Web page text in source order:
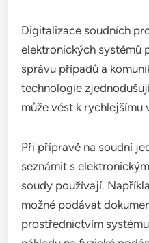
Digitalizace soudních
elektronických systémů
správu případů a
technologie
může vést k rychlejšímu
Při přípravě na soudní
seznámit s
soudy používají.
možné podávat
prostřednictvím